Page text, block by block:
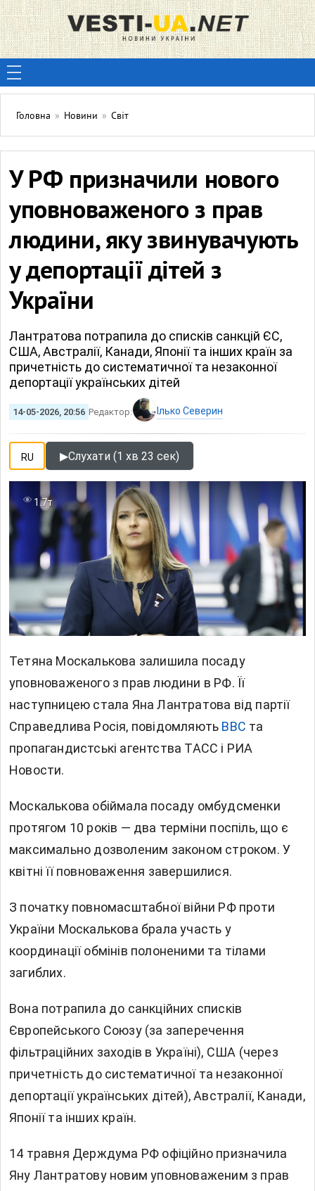
Головна » Новини » Світ
У РФ призначили нового
уповноваженого з прав
людини, яку звинувачують
у депортації дітей з
України
Лантратова потрапила до списків санкцій ЄС,
США, Австралії, Канади, Японії та інших країн за
причетність до систематичної та незаконної
депортації українських дітей
14-05-2026, 20:56 Редактор: Ілько Северин
RU ▶Слухати (1 хв 23 сек)
1.7т
Тетяна Москалькова залишила посаду
уповноваженого з прав людини в РФ. Її
наступницею стала Яна Лантратова від партії
Справедлива Росія, повідомляють BBC та
пропагандистські агентства ТАСС і РИА
Новости.
Москалькова обіймала посаду омбудсменки
протягом 10 років — два терміни поспіль, що є
максимально дозволеним законом строком. У
квітні її повноваження завершилися.
З початку повномасштабної війни РФ проти
України Москалькова брала участь у
координації обмінів полоненими та тілами
загиблих.
Вона потрапила до санкційних списків
Європейського Союзу (за заперечення
фільтраційних заходів в Україні), США (через
причетність до систематичної та незаконної
депортації українських дітей), Австралії, Канади,
Японії та інших країн.
14 травня Держдума РФ офіційно призначила
Яну Лантратову новим уповноваженим з прав